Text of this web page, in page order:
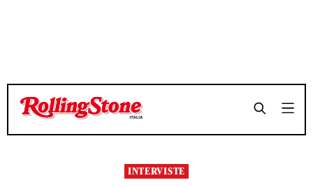
TEMPO DI LETTURA 5 MINUTI SHARE
TEMPO DI LETTURA 5 MINUTI SHARE
INTERVISTE